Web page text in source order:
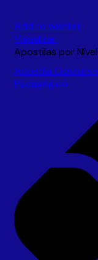
Add to wishlist
Visualizar
Apostilas por
Apostila
Pedagógico